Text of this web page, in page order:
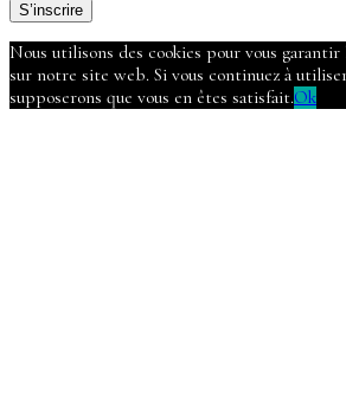
S’inscrire
Nous utilisons des cookies pour vous
sur notre site web. Si vous continuez à
supposerons que vous en êtes satisfait.Ok